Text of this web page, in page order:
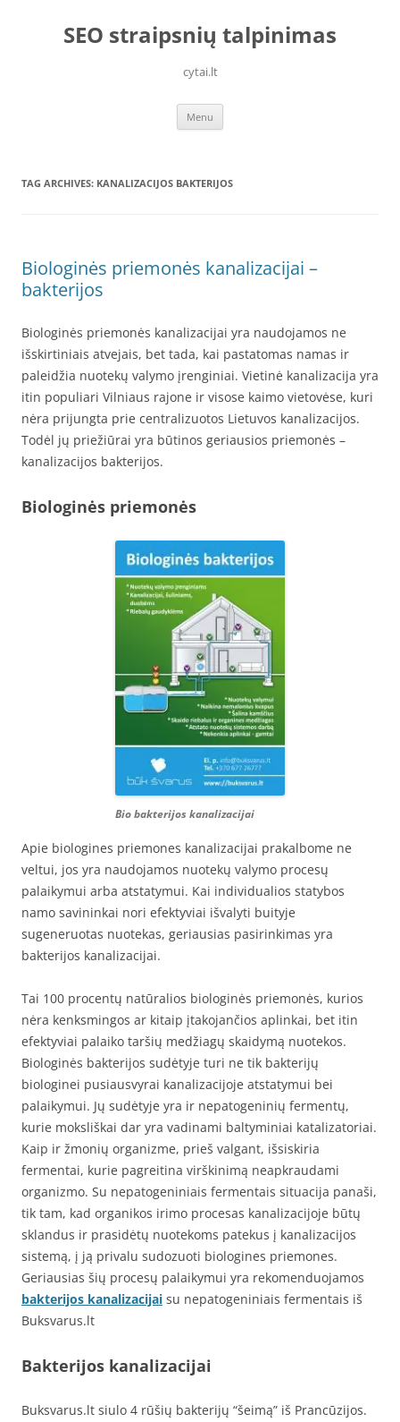
contentSEO straipsnių talpinimas
cytai.lt
Menu
TAG ARCHIVES: KANALIZACIJOS BAKTERIJOS
Biologinės priemonės kanalizacijai –
bakterijos
Biologinės priemonės kanalizacijai yra naudojamos ne
išskirtiniais atvejais, bet tada, kai pastatomas namas ir
paleidžia nuotekų valymo įrenginiai. Vietinė kanalizacija yra
itin populiari Vilniaus rajone ir visose kaimo vietovėse, kuri
nėra prijungta prie centralizuotos Lietuvos kanalizacijos.
Todėl jų priežiūrai yra būtinos geriausios priemonės –
kanalizacijos bakterijos.
Biologinės priemonės
Bio bakterijos kanalizacijai
Apie biologines priemones kanalizacijai prakalbome ne
veltui, jos yra naudojamos nuotekų valymo procesų
palaikymui arba atstatymui. Kai individualios statybos
namo savininkai nori efektyviai išvalyti buityje
sugeneruotas nuotekas, geriausias pasirinkimas yra
bakterijos kanalizacijai.
Tai 100 procentų natūralios biologinės priemonės, kurios
nėra kenksmingos ar kitaip įtakojančios aplinkai, bet itin
efektyviai palaiko taršių medžiagų skaidymą nuotekos.
Biologinės bakterijos sudėtyje turi ne tik bakterijų
biologinei pusiausvyrai kanalizacijoje atstatymui bei
palaikymui. Jų sudėtyje yra ir nepatogeninių fermentų,
kurie moksliškai dar yra vadinami baltyminiai katalizatoriai.
Kaip ir žmonių organizme, prieš valgant, išsiskiria
fermentai, kurie pagreitina virškinimą neapkraudami
organizmo. Su nepatogeniniais fermentais situacija panaši,
tik tam, kad organikos irimo procesas kanalizacijoje būtų
sklandus ir prasidėtų nuotekoms patekus į kanalizacijos
sistemą, į ją privalu sudozuoti biologines priemones.
Geriausias šių procesų palaikymui yra rekomenduojamos
bakterijos kanalizacijai su nepatogeniniais fermentais iš
Buksvarus.lt
Bakterijos kanalizacijai
Buksvarus.lt siulo 4 rūšių bakterijų “šeimą” iš Prancūzijos.